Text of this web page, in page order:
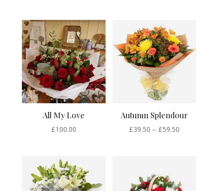
£50.00
through
£80.00
All My Love
£100.00
Autumn Splendour
£39.50 – £59.50
£59.50